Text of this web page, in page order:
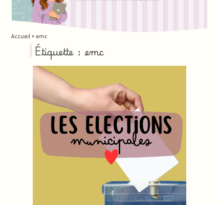
Accueil » emc
Étiquette : emc